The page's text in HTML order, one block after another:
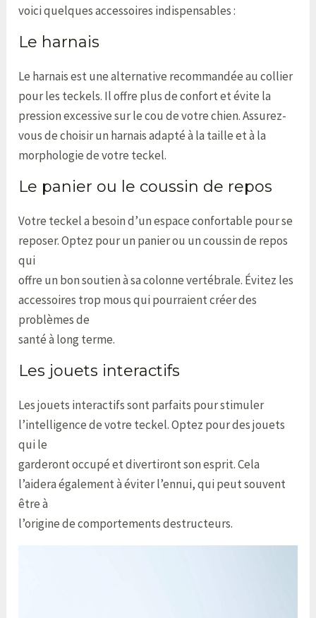
voici quelques accessoires indispensables :
Le harnais
Le harnais est une alternative recommandée au collier
pour les teckels. Il offre plus de confort et évite la
pression excessive sur le cou de votre chien. Assurez-
vous de choisir un harnais adapté à la taille et à la
morphologie de votre teckel.
Le panier ou le coussin de repos
Votre teckel a besoin d’un espace confortable pour se
reposer. Optez pour un panier ou un coussin de repos
qui
offre un bon soutien à sa colonne vertébrale. Évitez les
accessoires trop mous qui pourraient créer des
problèmes de
santé à long terme.
Les jouets interactifs
Les jouets interactifs sont parfaits pour stimuler
l’intelligence de votre teckel. Optez pour des jouets
qui le
garderont occupé et divertiront son esprit. Cela
l’aidera également à éviter l’ennui, qui peut souvent
être à
l’origine de comportements destructeurs.